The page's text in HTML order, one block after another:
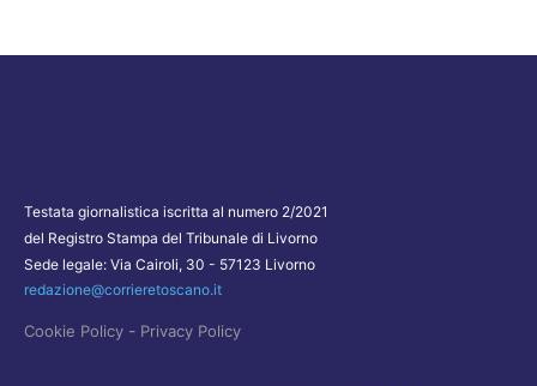
Testata giornalistica iscritta al numero 2/2021
del Registro Stampa del Tribunale di Livorno
Sede legale: Via Cairoli, 30 - 57123 Livorno
redazione@corrieretoscano.it
Cookie Policy - Privacy Policy